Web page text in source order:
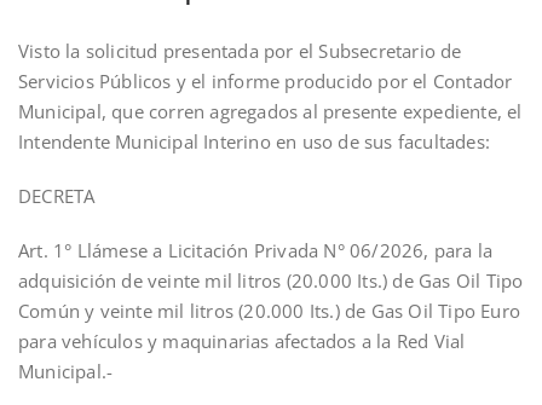
Visto la solicitud presentada por el Subsecretario de
Servicios Públicos y el informe producido por el Contador
Municipal, que corren agregados al presente expediente, el
Intendente Municipal Interino en uso de sus facultades:
DECRETA
Art. 1° Llámese a Licitación Privada N° 06/2026, para la
adquisición de veinte mil litros (20.000 Its.) de Gas Oil Tipo
Común y veinte mil litros (20.000 Its.) de Gas Oil Tipo Euro
para vehículos y maquinarias afectados a la Red Vial
Municipal.-